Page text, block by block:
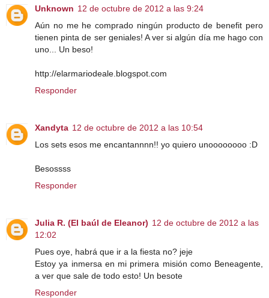
Unknown 12 de octubre de 2012 a las 9:24
Aún no me he comprado ningún producto de benefit pero
tienen pinta de ser geniales! A ver si algún día me hago con
uno... Un beso!
http://elarmariodeale.blogspot.com
Responder
Xandyta 12 de octubre de 2012 a las 10:54
Los sets esos me encantannnn!! yo quiero unoooooooo :D
Besossss
Responder
Julia R. (El baúl de Eleanor) 12 de octubre de 2012 a las
12:02
Pues oye, habrá que ir a la fiesta no? jeje
Estoy ya inmersa en mi primera misión como Beneagente,
a ver que sale de todo esto! Un besote
Responder